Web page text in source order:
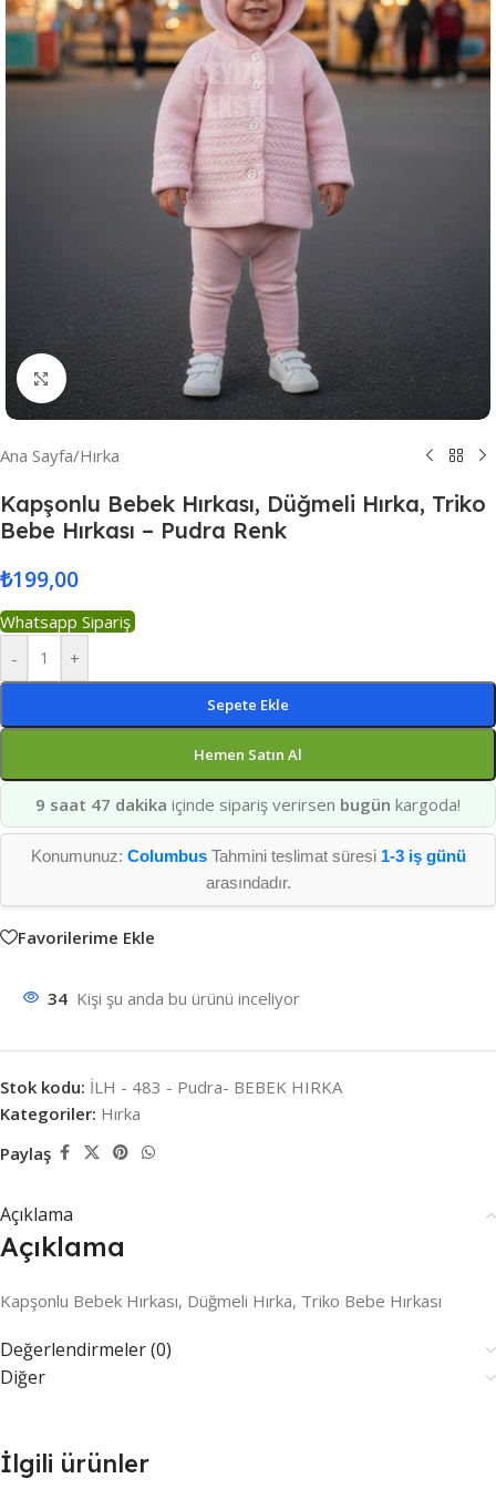
Resmi Büyüt
Ana Sayfa/Hırka
Kapşonlu Bebek Hırkası, Düğmeli Hırka, Triko
Bebe Hırkası – Pudra Renk
₺199,00
Whatsapp Sipariş
-
+
Sepete Ekle
Hemen Satın Al
9 saat 47 dakika içinde sipariş verirsen bugün kargoda!
Konumunuz: ColumbusTahmini teslimat süresi 1-3 iş günü
arasındadır.
Favorilerime Ekle
34 Kişi şu anda bu ürünü inceliyor
Stok kodu: İLH - 483 - Pudra- BEBEK HIRKA
Kategoriler: Hırka
Paylaş
Açıklama
Açıklama
Kapşonlu Bebek Hırkası, Düğmeli Hırka, Triko Bebe Hırkası
Değerlendirmeler (0)
Diğer
İlgili ürünler